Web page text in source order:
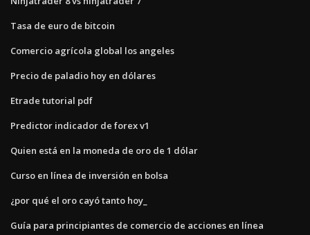
Tasa de euro de bitcoin
Comercio agrícola global los angeles
Precio de paladio hoy en dólares
Etrade tutorial pdf
Predictor indicador de forex v1
Quien está en la moneda de oro de 1 dólar
Curso en línea de inversión en bolsa
¿por qué el oro cayó tanto hoy_
Guía para principiantes de comercio de acciones en línea